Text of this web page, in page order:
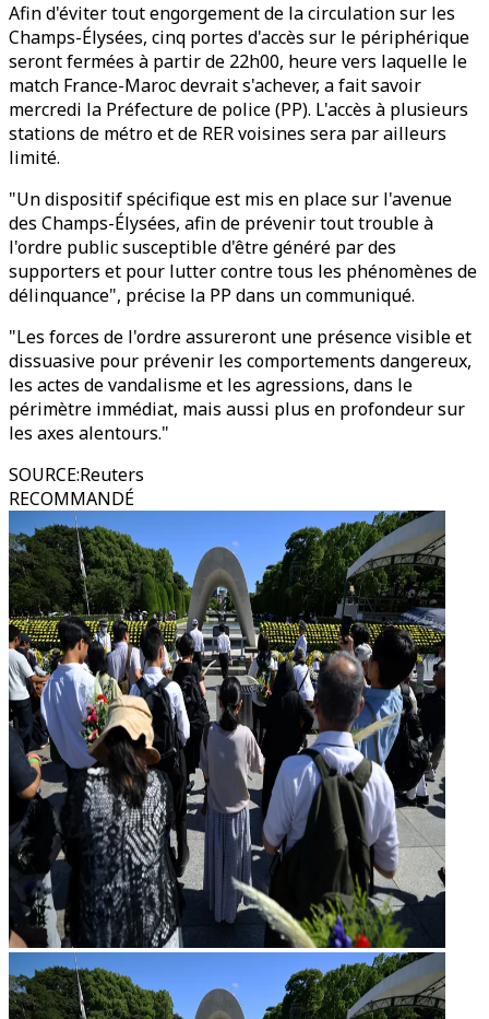
Afin d'éviter tout engorgement de la circulation sur les
Champs-Élysées, cinq portes d'accès sur le périphérique
seront fermées à partir de 22h00, heure vers laquelle le
match France-Maroc devrait s'achever, a fait savoir
mercredi la Préfecture de police (PP). L'accès à plusieurs
stations de métro et de RER voisines sera par ailleurs
limité.
"Un dispositif spécifique est mis en place sur l'avenue
des Champs-Élysées, afin de prévenir tout trouble à
l'ordre public susceptible d'être généré par des
supporters et pour lutter contre tous les phénomènes de
délinquance", précise la PP dans un communiqué.
"Les forces de l'ordre assureront une présence visible et
dissuasive pour prévenir les comportements dangereux,
les actes de vandalisme et les agressions, dans le
périmètre immédiat, mais aussi plus en profondeur sur
les axes alentours."
SOURCE:Reuters
RECOMMANDÉ